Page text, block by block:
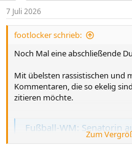
n
e
n
7 Juli 2026
footlocker schrieb:
Noch Mal eine abschließende
Mit übelsten rassistischen und
Kommentaren, die so ekelig
zitieren möchte.
Fußball-WM: Senatorin aus
Rassistische Tiraden gegen
Zum